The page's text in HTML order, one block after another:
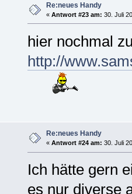
Re:neues Handy
« Antwort #23 am: 30. Juli
hier nochmal
http://
Re:neues Handy
« Antwort #24 am: 30. Juli
Ich hätte gern
es nur diverse